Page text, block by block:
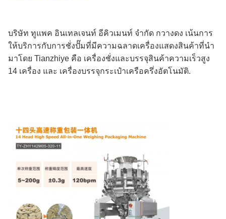
บริษัท ทูแพค อินเทลเจนท์ อีคิวเมนท์ จํากัด กวางดง เน้นการ
ให้บริการกับการชั่งปั๊มที่มีความฉลาดเครื่องแสดงสินค้าที่นํา
มาโดย Tianzhiye คือ เครื่องชั่งและบรรจุสินค้าความเร็วสูง
14 เครื่อง และ เครื่องบรรจุกระเป๋าเครือครึ่งอัตโนมัติ.